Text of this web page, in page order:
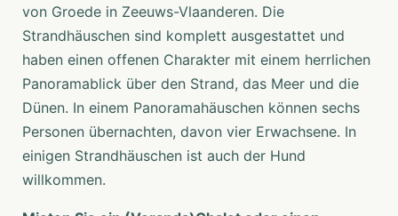
von Groede in Zeeuws-Vlaanderen. Die
Strandhäuschen sind komplett ausgestattet und
haben einen offenen Charakter mit einem herrlichen
Panoramablick über den Strand, das Meer und die
Dünen. In einem Panoramahäuschen können sechs
Personen übernachten, davon vier Erwachsene. In
einigen Strandhäuschen ist auch der Hund
willkommen.